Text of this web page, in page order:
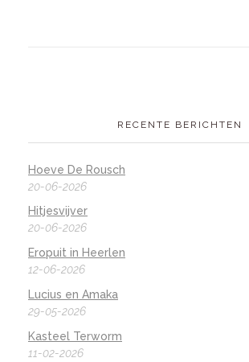
RECENTE BERICHTEN
Hoeve De Rousch
20-06-2026
Hitjesvijver
20-06-2026
Eropuit in Heerlen
12-06-2026
Lucius en Amaka
29-05-2026
Kasteel Terworm
11-02-2026